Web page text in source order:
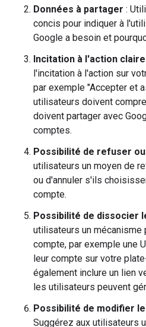
Données à partager :
concis pour indiquer à
Google a besoin et
Incitation à l'action claire
l'incitation à l'action sur
par exemple "Accepter et
utilisateurs doivent
doivent partager avec
comptes.
Possibilité de refuser
utilisateurs un moyen de
ou d'annuler s'ils
compte.
Possibilité de dissocier
utilisateurs un mécanisme
compte, par exemple une
leur compte sur votre
également inclure un lien
les utilisateurs peuvent
Possibilité de modifier
Suggérez aux utilisateurs